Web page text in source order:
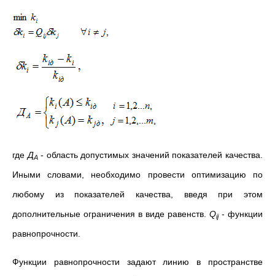
где ДА - область допустимых значений показателей качества.
Иными словами, необходимо провести оптимизацию по
любому из показателей качества, введя при этом
дополнительные ограничения в виде равенств. Qij- функции
равнопрочности.
Функции равнопрочности задают линию в пространстве